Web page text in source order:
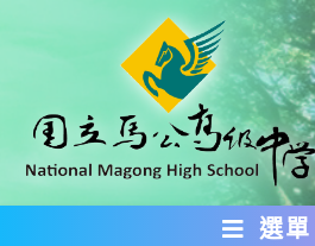
內
選單